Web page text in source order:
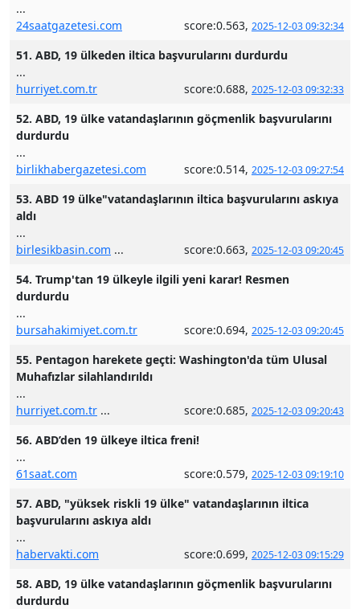
...
24saatgazetesi.com
score:0.563, 2025-12-03 09:32:34
51. ABD, 19 ülkeden iltica başvurularını durdurdu
...
hurriyet.com.tr
score:0.688, 2025-12-03 09:32:33
52. ABD, 19 ülke vatandaşlarının göçmenlik başvurularını
durdurdu
...
birlikhabergazetesi.com
score:0.514, 2025-12-03 09:27:54
53. ABD 19 ülke"vatandaşlarının iltica başvurularını askıya
aldı
...
birlesikbasin.com ... score:0.663, 2025-12-03 09:20:45
54. Trump'tan 19 ülkeyle ilgili yeni karar! Resmen
durdurdu
...
bursahakimiyet.com.tr
score:0.694, 2025-12-03 09:20:45
55. Pentagon harekete geçti: Washington'da tüm Ulusal
Muhafızlar silahlandırıldı
...
hurriyet.com.tr ... score:0.685, 2025-12-03 09:20:43
56. ABD’den 19 ülkeye iltica freni!
...
61saat.com
score:0.579, 2025-12-03 09:19:10
57. ABD, "yüksek riskli 19 ülke" vatandaşlarının iltica
başvurularını askıya aldı
...
habervakti.com
score:0.699, 2025-12-03 09:15:29
58. ABD, 19 ülke vatandaşlarının göçmenlik başvurularını
durdurdu